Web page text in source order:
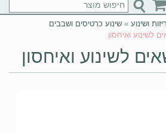
ושינוע » שינוע כרטיסים ושבבים
לשינוע ואיחסון
לשינוע ואיחסון